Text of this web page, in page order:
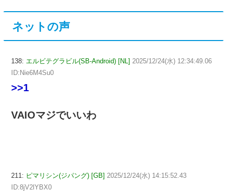
ネットの声
138: エルビテグラビル(SB-Android) [NL] 2025/12/24(水) 12:34:49.06
ID:Nie6M4Su0
>>1
VAIOマジでいいわ
211: ピマリシン(ジパング) [GB] 2025/12/24(水) 14:15:52.43
ID:8jV2lYBX0